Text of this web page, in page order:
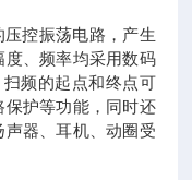
控振荡电路，产生
、频率均采用数码
频的起点和终点可
护等功能，同时还
器、耳机、动圈受